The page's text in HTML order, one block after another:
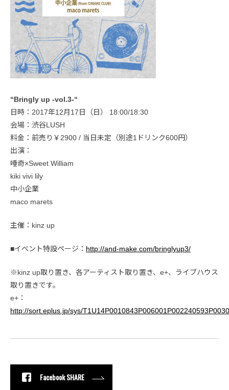
“Bringly up -vol.3-“
日時：2017年12月17日（日） 18:00/18:30
会場：渋谷LUSH
料金：前売り￥2900 / 当日未定（別途1ドリンク600円）
出演：
唾奇×Sweet William
kiki vivi lily
中小企業
maco marets
主催：kinz up
■イベント特設ページ： http://and-make.com/bringlyup3/
※kinz up取り置き、各アーティスト取り置き、e+、ライブハウス
取り置きです。
e+：
http://sort.eplus.jp/sys/
Facebook SHARE